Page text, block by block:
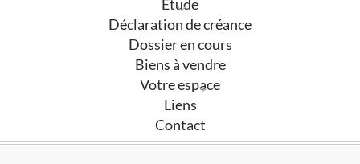
Étude
Déclaration de créance
Dossier en cours
Biens à vendre
Votre espace
Liens
Contact